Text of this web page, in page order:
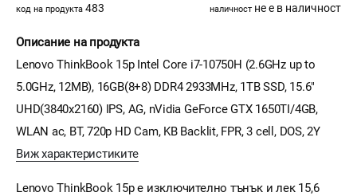
код на продукта 483 наличност не е в наличност
Описание на продукта
Lenovo ThinkBook 15p Intel Core i7-10750H (2.6GHz up to
5.0GHz, 12MB), 16GB(8+8) DDR4 2933MHz, 1TB SSD, 15.6"
UHD(3840x2160) IPS, AG, nVidia GeForce GTX 1650TI/4GB,
WLAN ac, BT, 720p HD Cam, KB Backlit, FPR, 3 cell, DOS, 2Y
Виж характеристиките
Lenovo ThinkBook 15p е изключително тънък и лек 15,6